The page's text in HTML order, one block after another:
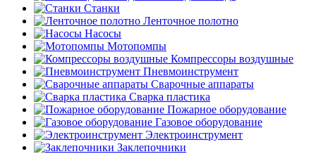
Станки
Ленточное полотно
Насосы
Мотопомпы
Компрессоры воздушные
Пневмоинструмент
Сварочные аппараты
Сварка пластика
Пожарное оборудование
Газовое оборудование
Электроинструмент
Заклепочники